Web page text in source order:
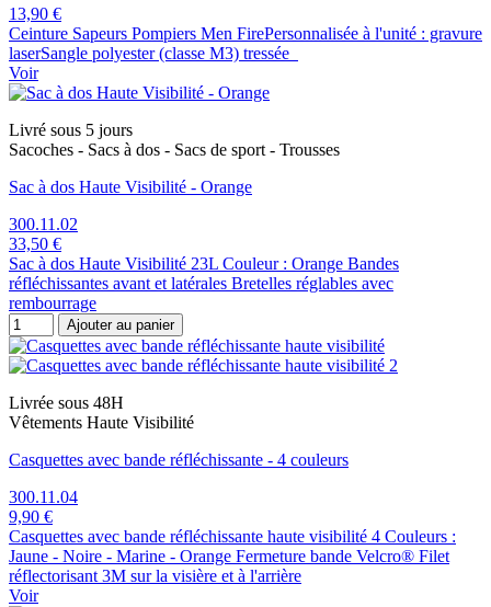
13,90 €
Ceinture Sapeurs Pompiers Men FirePersonnalisée à l'unité : gravure
laserSangle polyester (classe M3) tressée
Voir
Livré sous 5 jours
Sacoches - Sacs à dos - Sacs de sport - Trousses
Sac à dos Haute Visibilité - Orange
300.11.02
33,50 €
Sac à dos Haute Visibilité 23L Couleur : Orange Bandes
réfléchissantes avant et latérales Bretelles réglables avec
rembourrage
Ajouter au panier
Livrée sous 48H
Vêtements Haute Visibilité
Casquettes avec bande réfléchissante - 4 couleurs
300.11.04
9,90 €
Casquettes avec bande réfléchissante haute visibilité 4 Couleurs :
Jaune - Noire - Marine - Orange Fermeture bande Velcro® Filet
réflectorisant 3M sur la visière et à l'arrière
Voir